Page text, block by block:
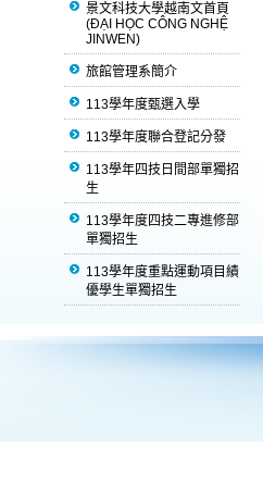
景文科技大學越南文首頁
(ĐẠI HỌC CÔNG NGHỆ
JINWEN)
旅館管理系簡介
113學年度甄選入學
113學年度聯合登記分發
113學年四技日間部單獨招
生
113學年度四技二專進修部
單獨招生
113學年度重點運動項目績
優學生單獨招生